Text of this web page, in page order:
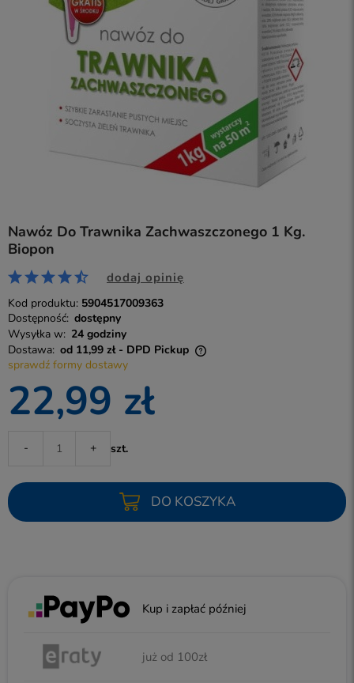
Nawóz Do Trawnika Zachwaszczonego 1 Kg.
Biopon
dodaj opinię
Kod produktu: 5904517009363
Dostępność: dostępny
Wysyłka w: 24 godziny
Dostawa: od 11,99 zł - DPD Pickup
Cena nie zawiera ewentualnych kosztów płatności
sprawdź formy dostawy
22,99 zł
- + szt.
DO KOSZYKA
Kup i zapłać później
już od 100zł